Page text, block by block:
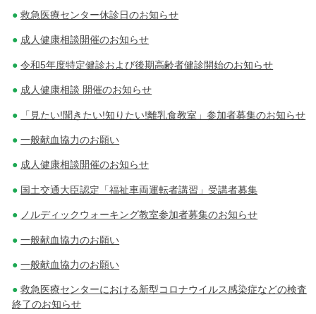
救急医療センター休診日のお知らせ
成人健康相談開催のお知らせ
令和5年度特定健診および後期高齢者健診開始のお知らせ
成人健康相談 開催のお知らせ
「見たい!聞きたい!知りたい!離乳食教室」参加者募集のお知らせ
一般献血協力のお願い
成人健康相談開催のお知らせ
国土交通大臣認定「福祉車両運転者講習」受講者募集
ノルディックウォーキング教室参加者募集のお知らせ
一般献血協力のお願い
一般献血協力のお願い
救急医療センターにおける新型コロナウイルス感染症などの検査
終了のお知らせ